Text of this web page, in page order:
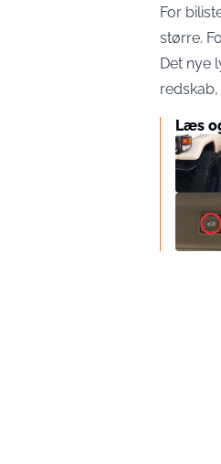
For
større.
Det nye
Læs